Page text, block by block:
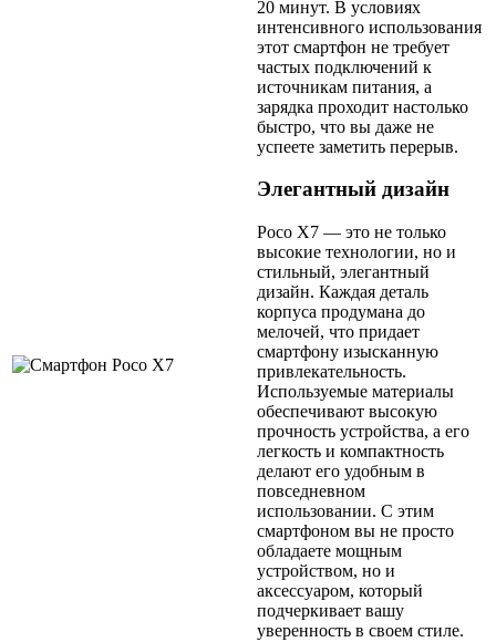
20 минут. В условиях
интенсивного использования
этот смартфон не требует
частых подключений к
источникам питания, а
зарядка проходит настолько
быстро, что вы даже не
успеете заметить перерыв.
Элегантный дизайн
Poco X7 — это не только
высокие технологии, но и
стильный, элегантный
дизайн. Каждая деталь
корпуса продумана до
мелочей, что придает
смартфону изысканную
привлекательность.
Используемые материалы
обеспечивают высокую
прочность устройства, а его
легкость и компактность
делают его удобным в
повседневном
использовании. С этим
смартфоном вы не просто
обладаете мощным
устройством, но и
аксессуаром, который
подчеркивает вашу
уверенность в своем стиле.